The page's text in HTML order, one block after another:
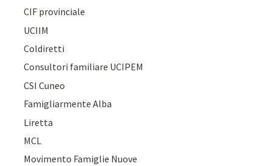
CIF provinciale
UCIIM
Coldiretti
Consultori familiare UCIPEM
CSI Cuneo
Famigliarmente Alba
Liretta
MCL
Movimento Famiglie Nuove